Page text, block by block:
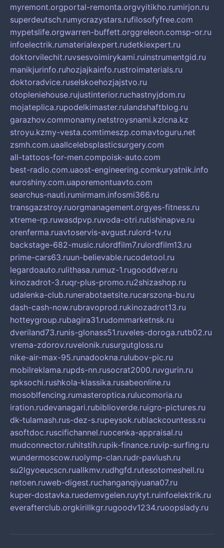
myremont.orgportal-remonta.orgvyitikho.rumirjon.ru
superdeutsch.rumycrazystars.rufilosofyfree.com
mypetslife.orgwarren-buffett.orggreleon.comsp-or.ru
infoelectrik.rumaterialexpert.rudetkiexpert.ru
doktorvilechit.ruvsesvoimirykami.ruinstrumentgid.ru
manikjurinfo.ruhozjajkainfo.rustroimaterials.ru
doktoradvice.ruselskoehozjajstvo.ru
otopleniehouse.rujustinterior.ruchastnyjdom.ru
mojateplica.rupodelkimaster.rulandshaftblog.ru
garazhov.commonamy.netstroysnami.kzlcna.kz
stroyu.kzmy-vesta.comtimeszp.comavtoguru.net
zsmh.com.uaallcelebsplasticsurgery.com
all-tattoos-for-men.compoisk-auto.com
best-radio.com.uaost-engineering.comkuryatnik.info
euroshiny.com.uaporemontuavto.com
searchus-nauti.rumirmam.infosmi366.ru
transgazstroy.ruorgmanagement.orgyes-fitness.ru
xtreme-rp.ruwasdpvp.ruvoda-otri.rutishinapve.ru
orenferma.ruavtoservis-avgust.rulord-tv.ru
backstage-682-music.rulordfilm7.rulordfilm13.ru
prime-cars63.ruun-believable.rucodetool.ru
legardoauto.rulithasa.rumuz-1.rugooddver.ru
kinozadrot-3.ruqr-plus-promo.ru2shizashop.ru
udalenka-club.runerabotaetsite.rucarszona-bu.ru
dash-cash-now.rubravoprod.rukinozadrot13.ru
hotteygroup.rubagira31.rudommarketnsk.ru
dveriland73.runis-glonass51.ruveles-doroga.rutb02.ru
vrema-zdorov.ruvelonik.rusurgutgloss.ru
nike-air-max-95.runadookna.rulubov-pic.ru
mobilreklama.rupds-nn.rusocrat2000.ruvgurin.ru
spksochi.rushkola-klassika.rusabeonline.ru
mosoblfencing.rumasteroptica.rulucomoria.ru
iration.rudevanagari.rubiblioverde.ruigro-pictures.ru
dk-tulamash.rus-dez-s.rupeysok.rublackcountess.ru
asoftdoc.ruscifichannel.ruocenka-appraisal.ru
mudconnector.ruhitstih.rupik-finance.ruvip-surfing.ru
wundermoscow.ruolymp-clan.rudr-pavlush.ru
su2lgyoeucscn.ruallkmv.rudhgfd.rutesotomeshell.ru
netoen.ruweb-digest.ruchanganqiyuana07.ru
kuper-dostavka.ruedemvgelen.ruytyt.ruinfoelektrik.ru
everafterclub.orgkirillkgr.rugoodv1234.ruoopslady.ru